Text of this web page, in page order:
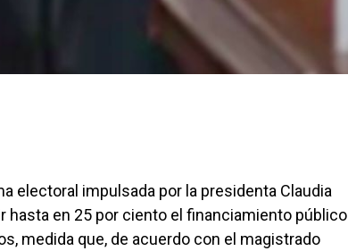
electoral impulsada por la presidenta Claudia
hasta en 25 por ciento el financiamiento público
medida que, de acuerdo con el magistrado